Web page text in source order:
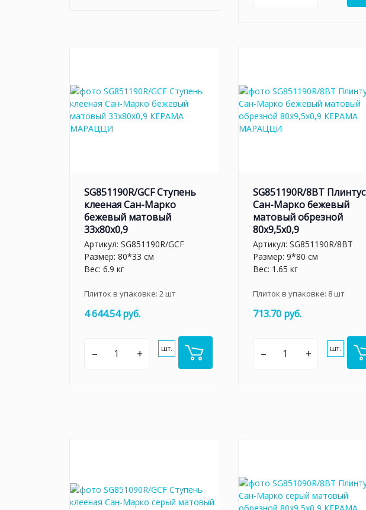
SG851190R/GCF Ступень
клееная Сан-Марко
бежевый матовый
33x80x0,9
Артикул: SG851190R/GCF
Размер: 80*33 см
Вес: 6.9 кг
Плиток в упаковке: 2шт
4 644.54 руб.
– + шт.
SG851190R/8BT Плинтус
Сан-Марко бежевый
матовый обрезной
80x9,5x0,9
Артикул: SG851190R/8BT
Размер: 9*80 см
Вес: 1.65 кг
Плиток в упаковке: 8шт
713.70 руб.
– + шт.